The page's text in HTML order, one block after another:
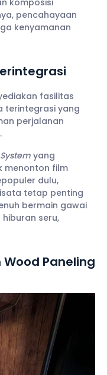
pencahayaan
kenyamanan
fasilitas
terintegrasi yang
perjalanan
yang
menonton film
dulu,
tetap penting
bermain gawai
seru,
Paneling